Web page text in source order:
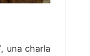
, una charla